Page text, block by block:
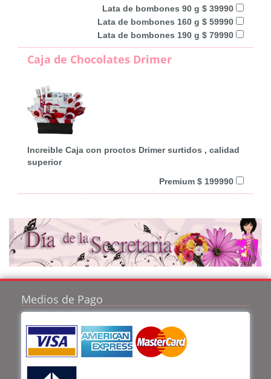
Lata de bombones 90 g $ 39990
Lata de bombones 160 g $ 59990
Lata de bombones 190 g $ 79990
Caja de Chocolates Drimer
Increible Caja con proctos Drimer surtidos , calidad
superior
Premium $ 199990
Medios de Pago